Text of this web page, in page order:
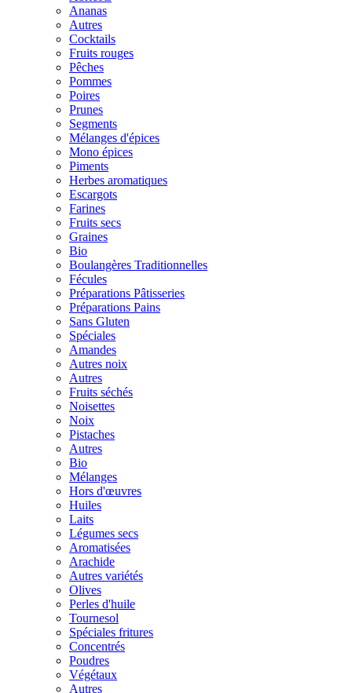
Ananas
Autres
Cocktails
Fruits rouges
Pêches
Pommes
Poires
Prunes
Segments
Mélanges d'épices
Mono épices
Piments
Herbes aromatiques
Escargots
Farines
Fruits secs
Graines
Bio
Boulangères Traditionnelles
Fécules
Préparations Pâtisseries
Préparations Pains
Sans Gluten
Spéciales
Amandes
Autres noix
Autres
Fruits séchés
Noisettes
Noix
Pistaches
Autres
Bio
Mélanges
Hors d'œuvres
Huiles
Laits
Légumes secs
Aromatisées
Arachide
Autres variétés
Olives
Perles d'huile
Tournesol
Spéciales fritures
Concentrés
Poudres
Végétaux
Autres